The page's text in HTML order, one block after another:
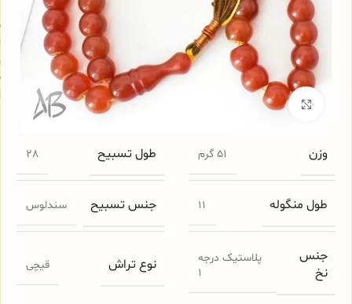
برای بزرگنمایی کلیک کنید
وزن 51 گرم طول تسبیح 28
طول منگوله 11 جنس تسبیح سندلوس
جنس
نخ
پلاستیک درجه
1
نوع تراش قیچی